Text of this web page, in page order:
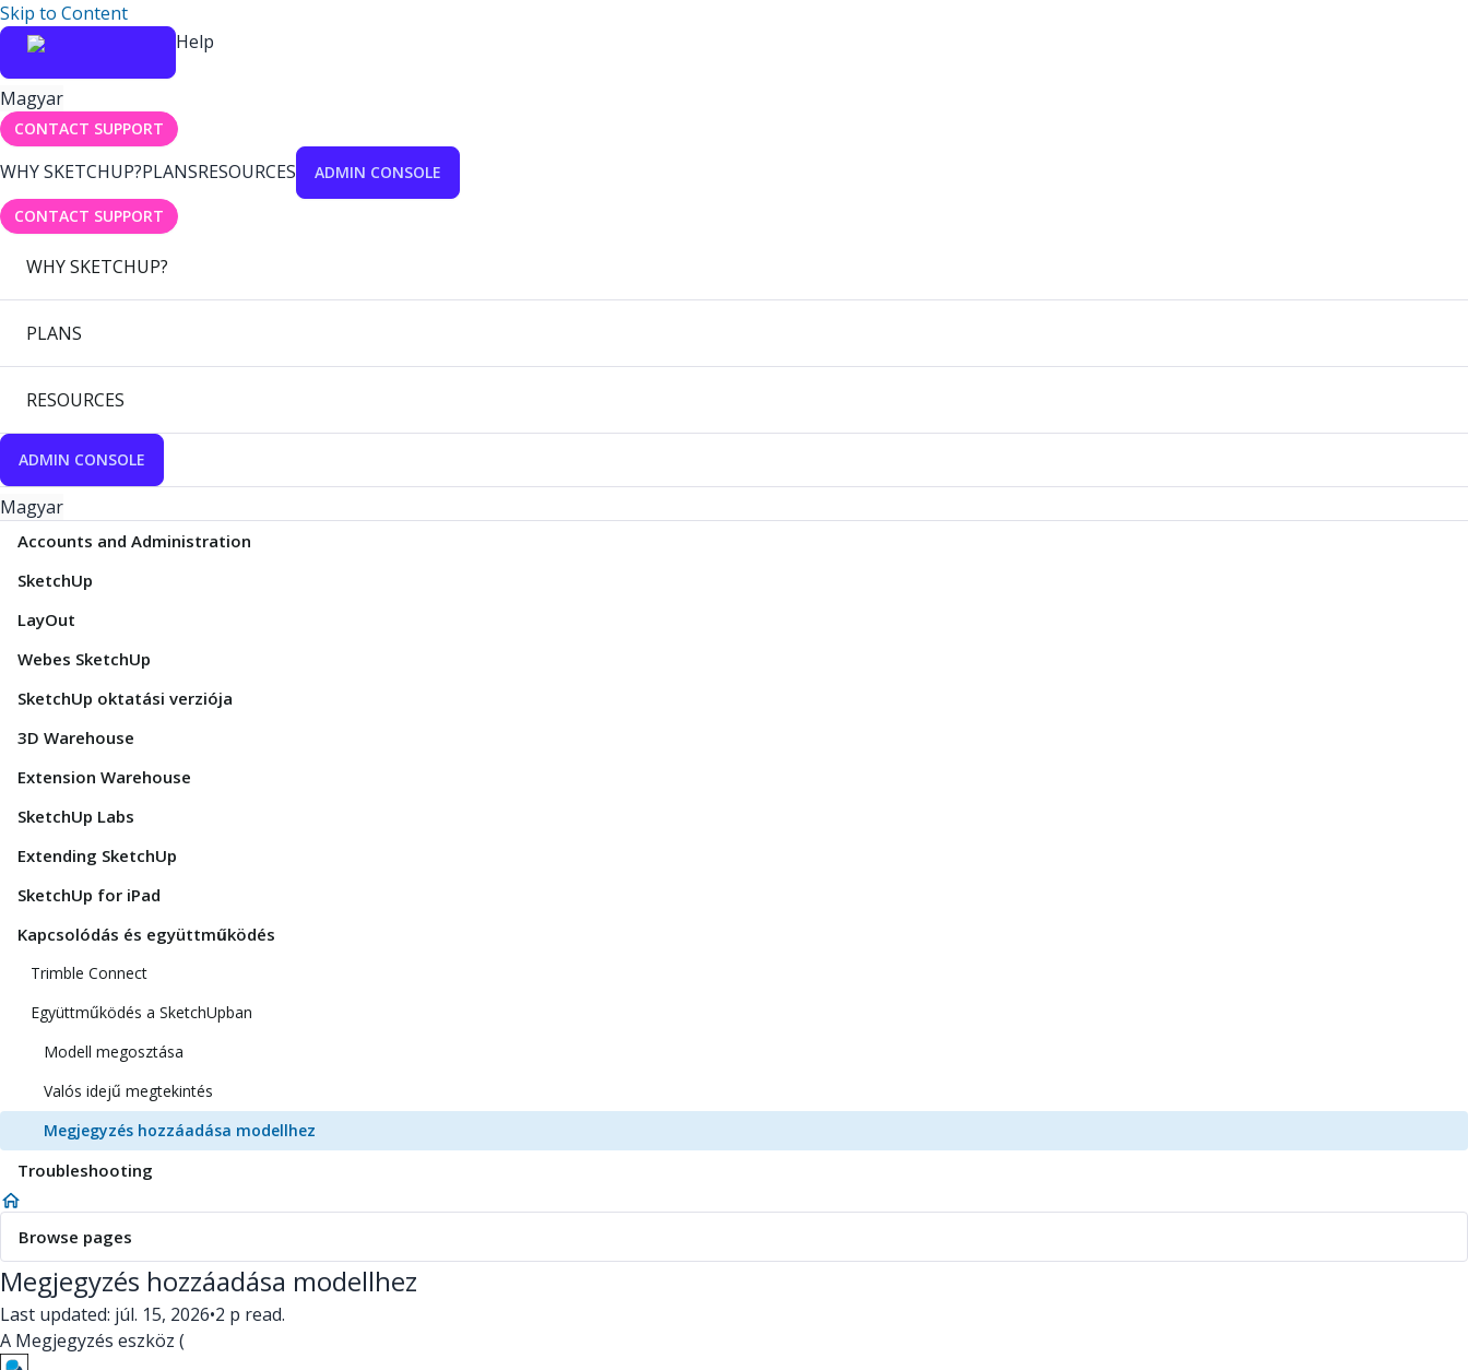
Skip to Content
Help
Magyar
CONTACT SUPPORT
WHY SKETCHUP?PLANSRESOURCES ADMIN CONSOLE
CONTACT SUPPORT
WHY SKETCHUP?
PLANS
RESOURCES
ADMIN CONSOLE
Magyar
Accounts and Administration
SketchUp
LayOut
Webes SketchUp
SketchUp oktatási verziója
3D Warehouse
Extension Warehouse
SketchUp Labs
Extending SketchUp
SketchUp for iPad
Kapcsolódás és együttműködés
Trimble Connect
Együttműködés a SketchUpban
Modell megosztása
Valós idejű megtekintés
Megjegyzés hozzáadása modellhez
Troubleshooting
Browse pages
Megjegyzés hozzáadása modellhez
Last updated: júl. 15, 2026•2 p read.
A Megjegyzés eszköz (